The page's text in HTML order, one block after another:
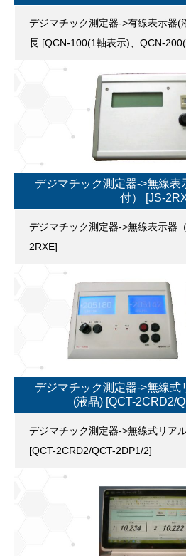
デジマチック測定器->有線表示器(
長 [QCN-100(1軸表示)、QCN-
デジマチック測定器->無線表
付） [JS-
デジマチック測定器->無線表示器（公
2RXE]
デジマチック測定器->無線式
(液晶) [QCT-2CRD2/
デジマチック測定器->無線式リア
[QCT-2CRD2/QCT-2DP1/2]